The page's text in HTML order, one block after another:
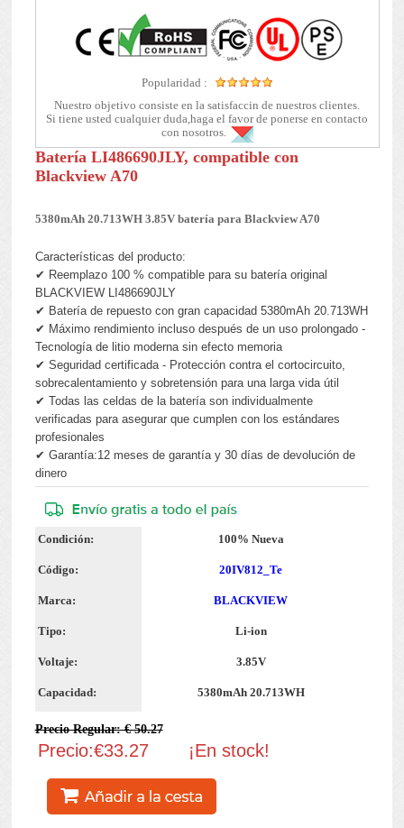
Popularidad :
Nuestro objetivo consiste en la satisfaccin de nuestros clientes.
Si tiene usted cualquier duda,haga el favor de ponerse en contacto
con nosotros.
Batería LI486690JLY, compatible con
Blackview A70
5380mAh 20.713WH 3.85V batería para Blackview A70
Características del producto:
✔ Reemplazo 100 % compatible para su batería original
BLACKVIEW LI486690JLY
✔ Batería de repuesto con gran capacidad 5380mAh 20.713WH
✔ Máximo rendimiento incluso después de un uso prolongado -
Tecnología de litio moderna sin efecto memoria
✔ Seguridad certificada - Protección contra el cortocircuito,
sobrecalentamiento y sobretensión para una larga vida útil
✔ Todas las celdas de la batería son individualmente
verificadas para asegurar que cumplen con los estándares
profesionales
✔ Garantía:12 meses de garantía y 30 días de devolución de
dinero
Condición: 100% Nueva
Código: 20IV812_Te
Marca: BLACKVIEW
Tipo: Li-ion
Voltaje: 3.85V
Capacidad: 5380mAh 20.713WH
Precio Regular: € 50.27
Precio:€33.27 ¡En stock!